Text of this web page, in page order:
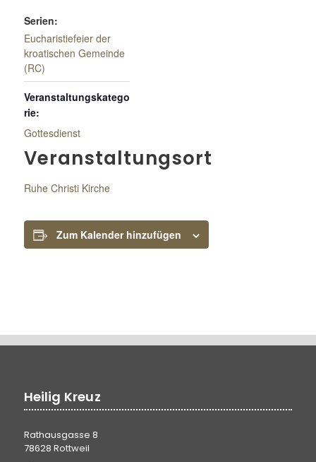
Serien:
Eucharistiefeier der
kroatischen Gemeinde
(RC)
Veranstaltungskatego
rie:
Gottesdienst
Veranstaltungsort
Ruhe Christi Kirche
Zum Kalender hinzufügen
Heilig Kreuz
Rathausgasse 8
78628 Rottweil